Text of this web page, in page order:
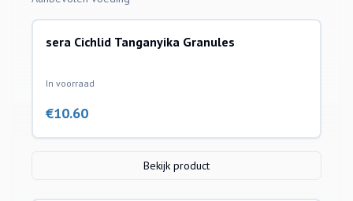
sera Cichlid Tanganyika Granules
In voorraad
€10.60
Bekijk product